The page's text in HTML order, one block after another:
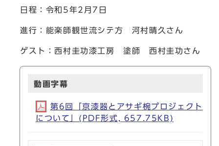
日程：令和5年2月7日
進行：能楽師観世流シテ方 河村晴久さん
ゲスト：西村圭功漆工房 塗師 西村圭功さん
動画字幕
第6回「京漆器とアサギ椀プロジェクト
について」(PDF形式, 657.75KB)